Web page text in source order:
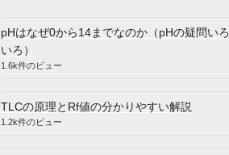
pHはなぜ0から14までなのか（pHの疑問いろ
いろ）
1.6k件のビュー
TLCの原理とRf値の分かりやすい解説
1.2k件のビュー